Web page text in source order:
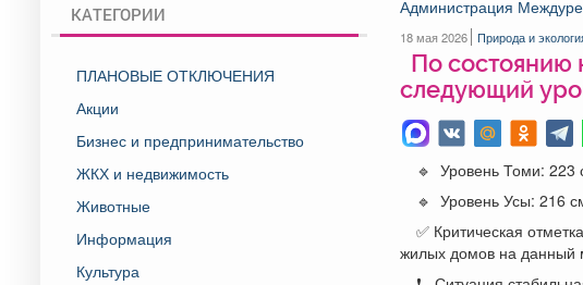
КАТЕГОРИИ
ПЛАНОВЫЕ ОТКЛЮЧЕНИЯ
Акции
Бизнес и предпринимательство
ЖКХ и недвижимость
Животные
Информация
Культура
Администрация
18 мая 2026 Природа и
По состоянию
следующий
🔹 Уровень Томи: 223
🔹 Уровень Усы: 216
✅ Критическая
жилых домов на данный